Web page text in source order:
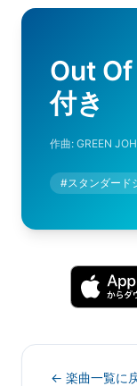
Out
付き
作曲: GREEN
#スタンダード
← 楽曲一覧に